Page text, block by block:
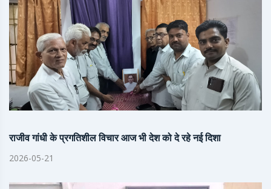
राजीव गांधी के प्रगतिशील विचार आज भी देश को दे रहे नई दिशा
2026-05-21